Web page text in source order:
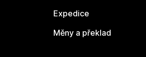
Expedice
Měny a překlad